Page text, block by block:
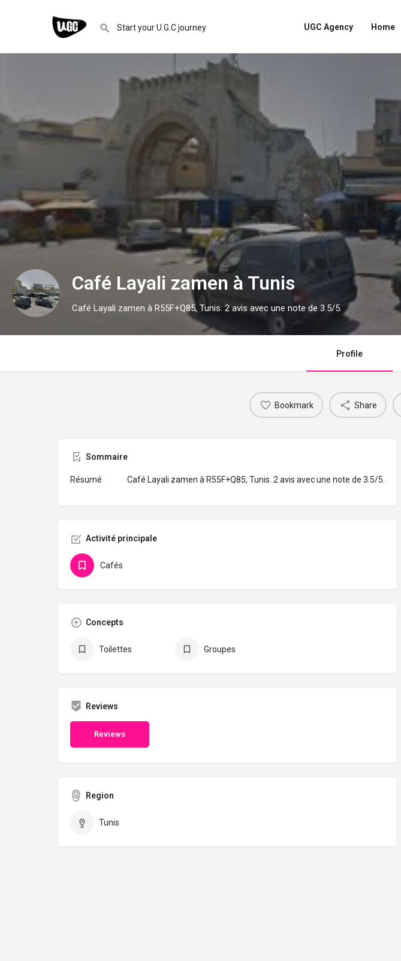
UGC Agency Home
Café Layali zamen à Tunis
Café Layali zamen à R55F+Q85, Tunis. 2 avis avec une note de 3.5/5.
Profile
Bookmark Share
Sommaire
Résumé Café Layali zamen à R55F+Q85, Tunis. 2 avis avec une note de 3.5/5.
Activité principale
Cafés
Concepts
Toilettes Groupes
Reviews
Reviews
Region
Tunis